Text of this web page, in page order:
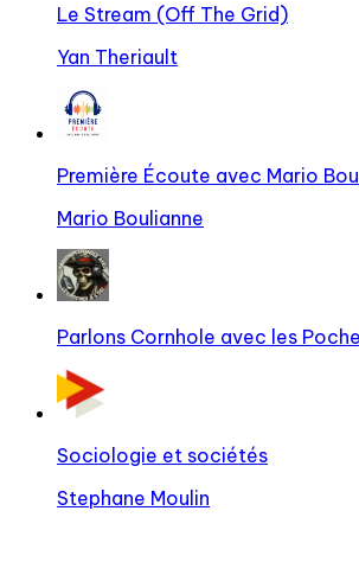
Le Stream (Off The Grid)
Yan Theriault
Première Écoute avec Mario
Mario Boulianne
Parlons Cornhole avec les
Sociologie et sociétés
Stephane Moulin